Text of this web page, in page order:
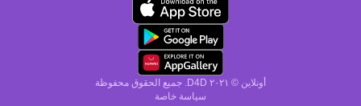
أونلاين © ۲۰٢١ D4D. جميع الحقوق محفوظة
سياسة خاصة